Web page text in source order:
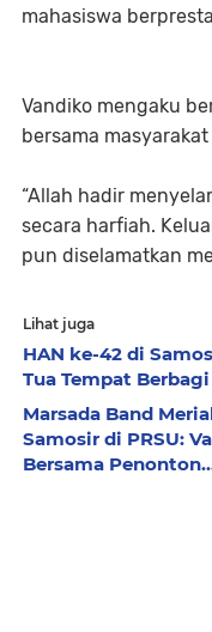
mahasiswa
Vandiko mengaku
bersama
“Allah hadir
secara harfiah.
pun diselamatkan
Lihat juga
HAN ke-42 di
Tua Tempat
Marsada Band
Samosir di PRSU:
Bersama